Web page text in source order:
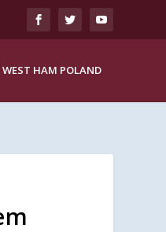
WEST HAM POLAND